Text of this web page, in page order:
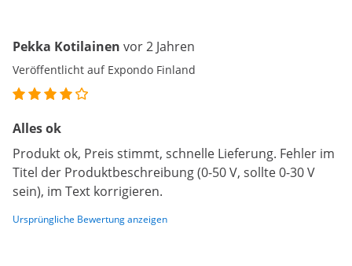
Pekka Kotilainen vor 2 Jahren
Veröffentlicht auf Expondo Finland
Alles ok
Produkt ok, Preis stimmt, schnelle Lieferung. Fehler im
Titel der Produktbeschreibung (0-50 V, sollte 0-30 V
sein), im Text korrigieren.
Ursprüngliche Bewertung anzeigen